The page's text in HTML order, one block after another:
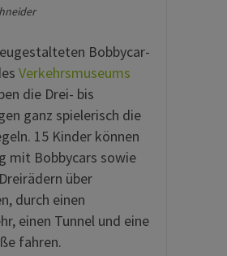
Bobbycar-
Verkehrsmuseums
die Drei- bis
ganz spielerisch die
15 Kinder können
mit Bobbycars sowie
über
durch einen
einen Tunnel und eine
fahren.